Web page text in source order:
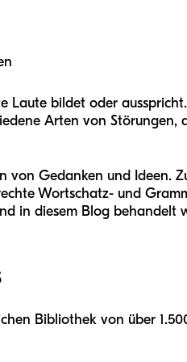
Laute bildet oder
Arten von Störungen,
von Gedanken und Ideen.
Wortschatz- und
in diesem Blog behandelt
Bibliothek von über